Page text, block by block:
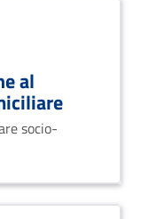
al
socio-